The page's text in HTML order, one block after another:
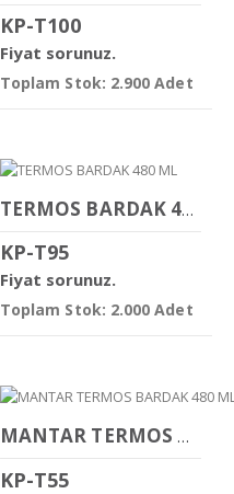
KP-T100
Fiyat sorunuz.
Toplam Stok: 2.900 Adet
TERMOS BARDAK 480 ML
KP-T95
Fiyat sorunuz.
Toplam Stok: 2.000 Adet
MANTAR TERMOS BARDAK 480 ML
KP-T55